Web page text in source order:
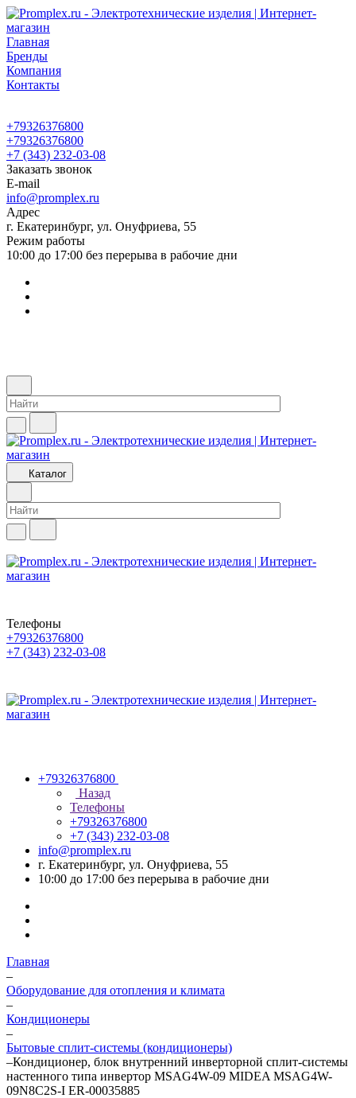
Главная
Бренды
Компания
Контакты
+79326376800
+79326376800
+7 (343) 232-03-08
Заказать звонок
E-mail
info@promplex.ru
Адрес
г. Екатеринбург, ул. Онуфриева, 55
Режим работы
10:00 до 17:00 без перерыва в рабочие дни
Каталог
Телефоны
+79326376800
+7 (343) 232-03-08
+79326376800
Назад
Телефоны
+79326376800
+7 (343) 232-03-08
info@promplex.ru
г. Екатеринбург, ул. Онуфриева, 55
10:00 до 17:00 без перерыва в рабочие дни
Главная
–
Оборудование для отопления и климата
–
Кондиционеры
–
Бытовые сплит-системы (кондиционеры)
–Кондиционер, блок внутренний инверторной сплит-системы
настенного типа инвертор MSAG4W-09 MIDEA MSAG4W-
09N8C2S-I ER-00035885